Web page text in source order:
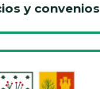
y convenios